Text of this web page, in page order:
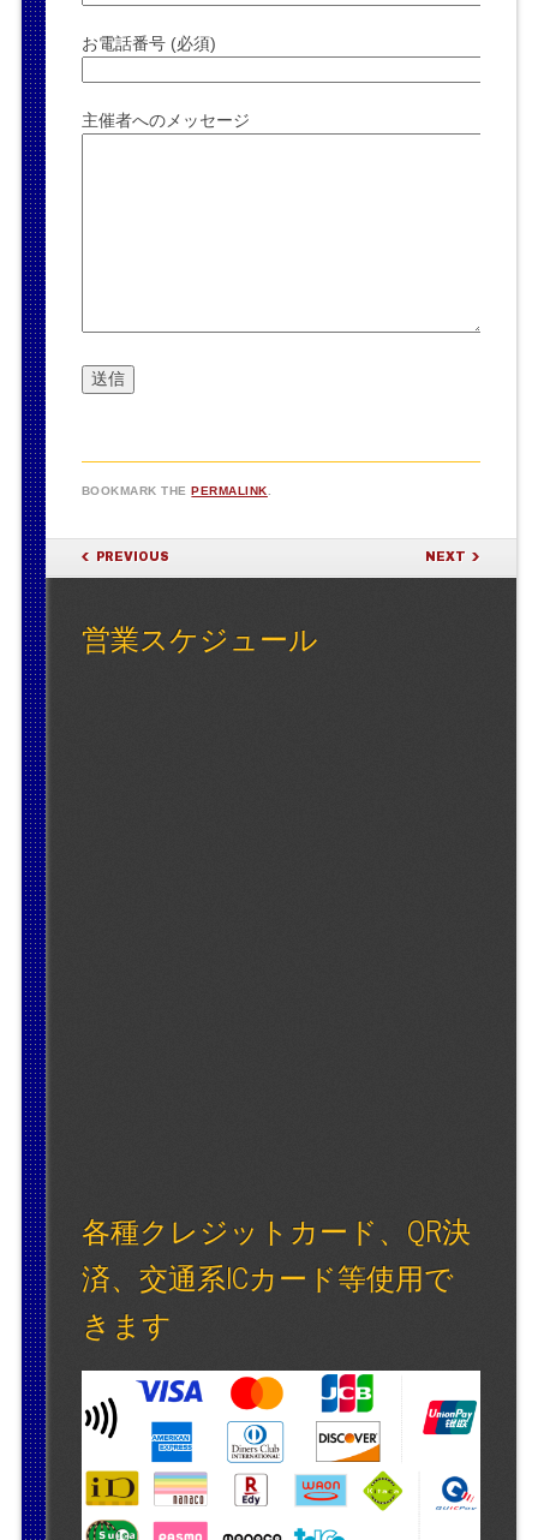
お電話番号 (必須)
主催者へのメッセージ
BOOKMARK THE PERMALINK.
POST NAVIGATION
PREVIOUS NEXT
営業スケジュール
各種クレジットカード、QR決
済、交通系ICカード等使用で
きます